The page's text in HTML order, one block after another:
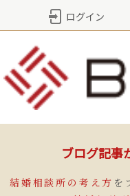
ログイン
ブログ記事
結婚相談所の考え方 を